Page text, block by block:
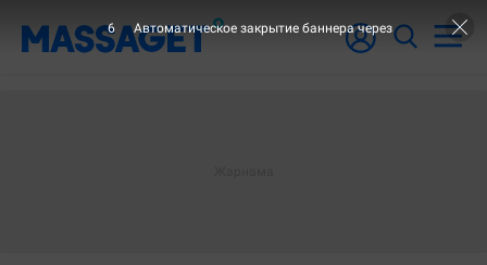
5 Автоматическое закрытие баннера через